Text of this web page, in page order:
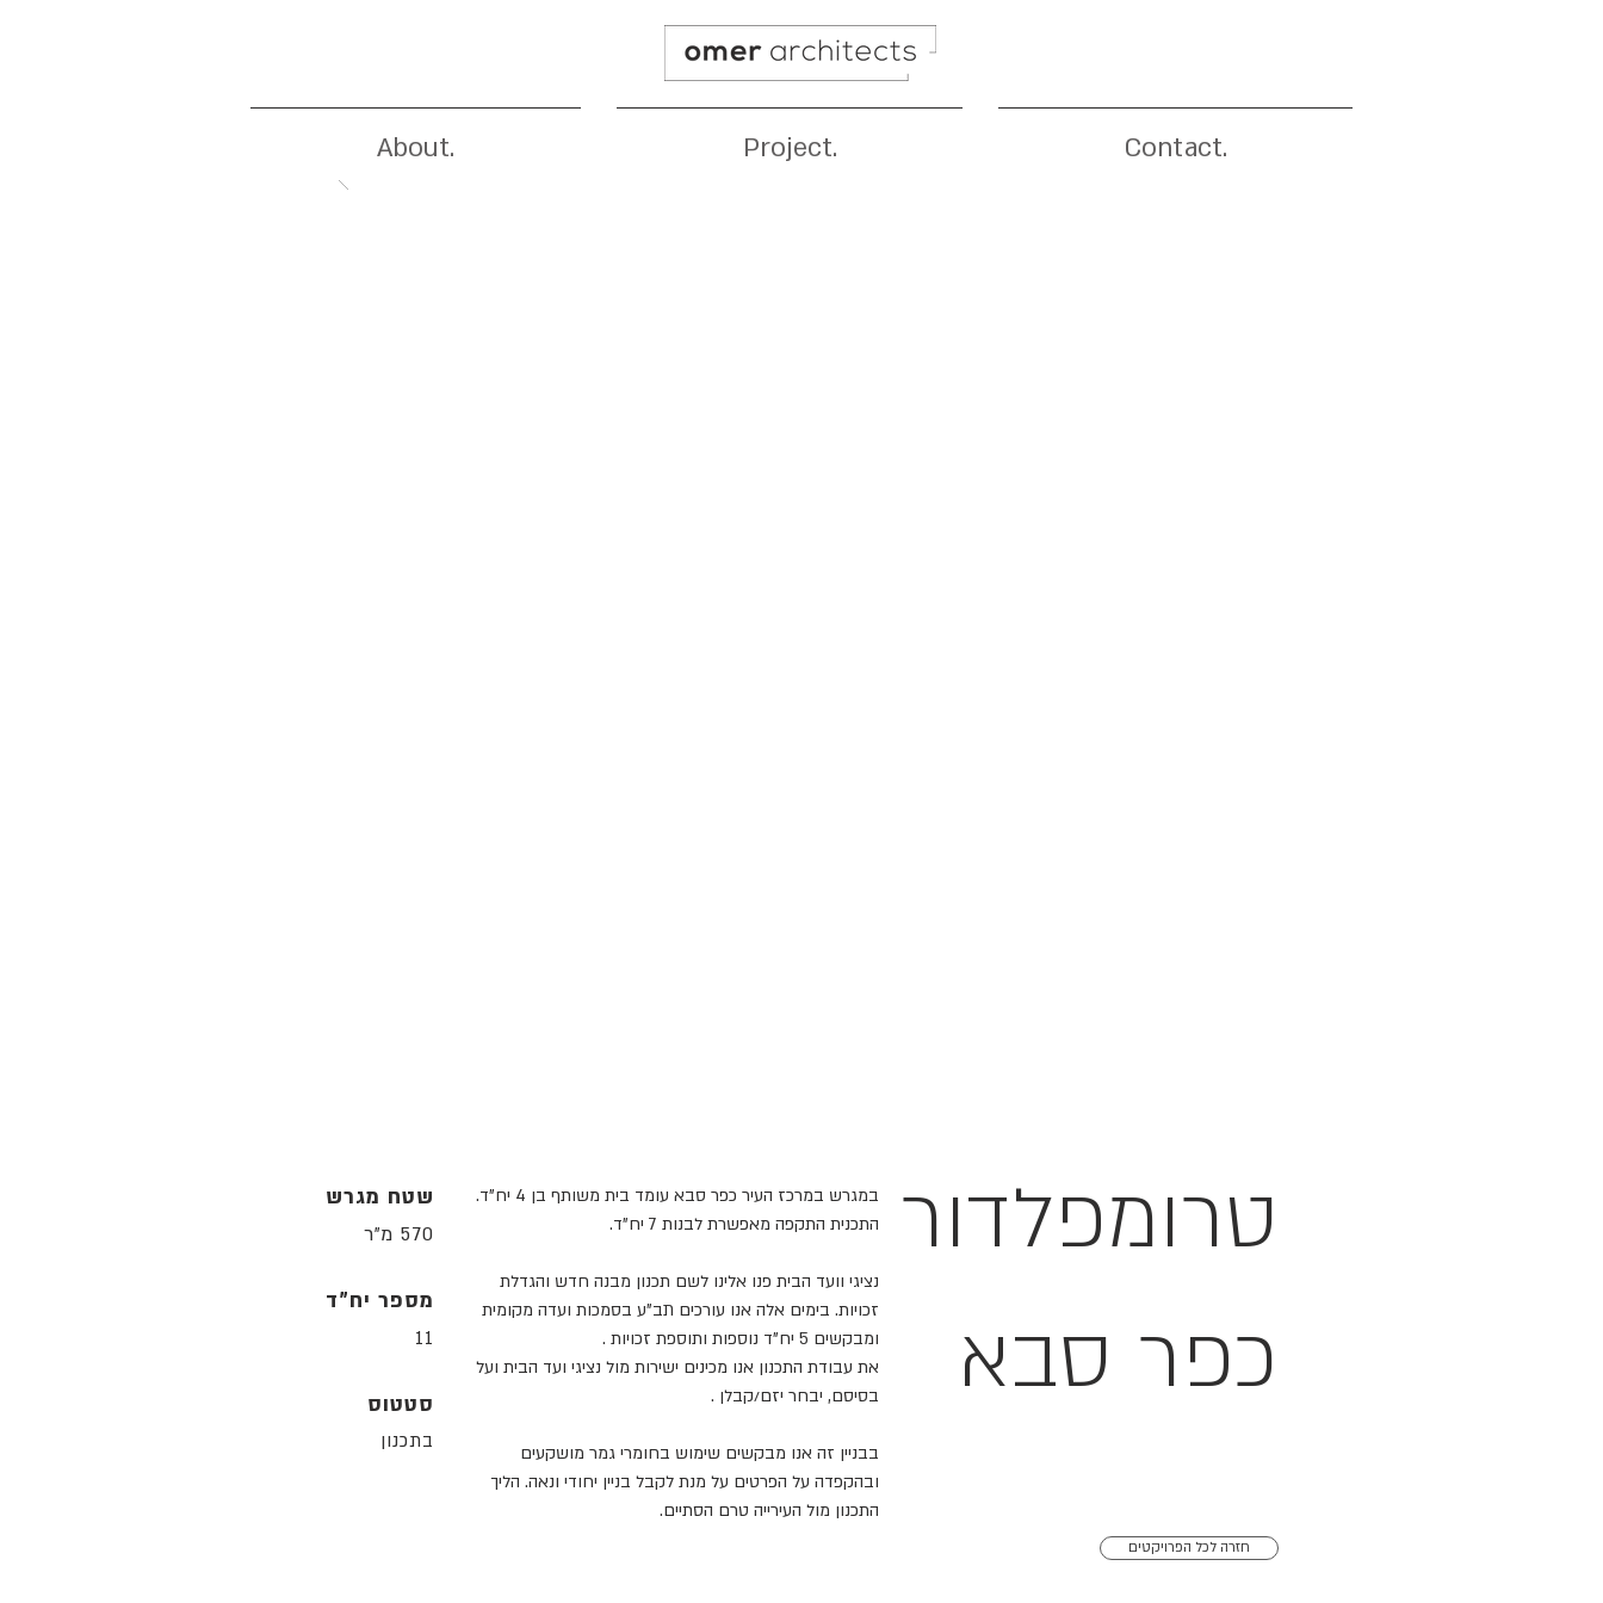
About. Project. Contact.
שטח מגרש
570 מ"ר
מספר יח"ד
11
סטטוס
בתכנון
במגרש במרכז העיר כפר סבא עומד בית משותף בן 4 יח"ד.
התכנית התקפה מאפשרת לבנות 7 יח"ד.
נציגי וועד הבית פנו אלינו לשם תכנון מבנה חדש והגדלת
זכויות. בימים אלה אנו עורכים תב"ע בסמכות ועדה מקומית
ומבקשים 5 יח"ד נוספות ותוספת זכויות .​
את עבודת התכנון אנו מכינים ישירות מול נציגי ועד הבית ועל
בסיסם, יבחר יזם/קבלן .
בבניין זה אנו מבקשים שימוש בחומרי גמר מושקעים
ובהקפדה על הפרטים על מנת לקבל בניין יחודי ונאה. הליך
התכנון מול העירייה טרם הסתיים.
טרומפלדור
כפר סבא
חזרה לכל הפרויקטים